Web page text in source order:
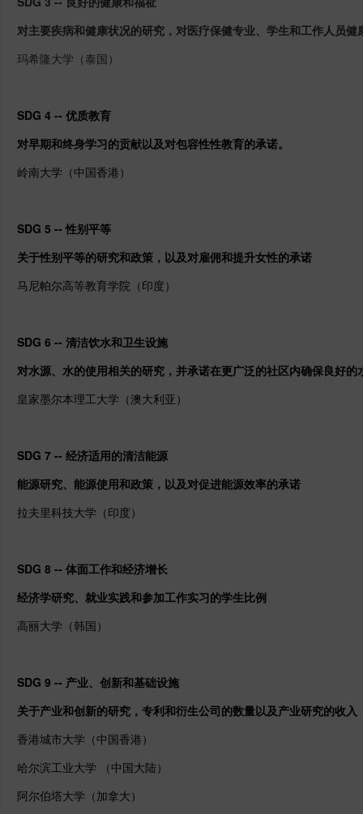
对主要疾病和健康状况的研究，对医疗保健专业、学生和工作人员健
玛希隆大学（泰国）
SDG 4 -- 优质教育
对早期和终身学习的贡献以及对包容性性教育的承诺。
岭南大学（中国香港）
SDG 5 -- 性别平等
关于性别平等的研究和政策，以及对雇佣和提升女性的承诺
马尼帕尔高等教育学院（印度）
SDG 6 -- 清洁饮水和卫生设施
对水源、水的使用相关的研究，并承诺在更广泛的社区内确保良好的
皇家墨尔本理工大学（澳大利亚）
SDG 7 -- 经济适用的清洁能源
能源研究、能源使用和政策，以及对促进能源效率的承诺
拉夫里科技大学 （印度）
SDG 8 -- 体面工作和经济增长
经济学研究、就业实践和参加工作实习的学生比例
高丽大学（韩国）
SDG 9 -- 产业、创新和基础设施
关于产业和创新的研究，专利和衍生公司的数量以及产业研究的收入
香港城市大学（中国香港）
哈尔滨工业大学 （中国大陆）
阿尔伯塔大学（加拿大）